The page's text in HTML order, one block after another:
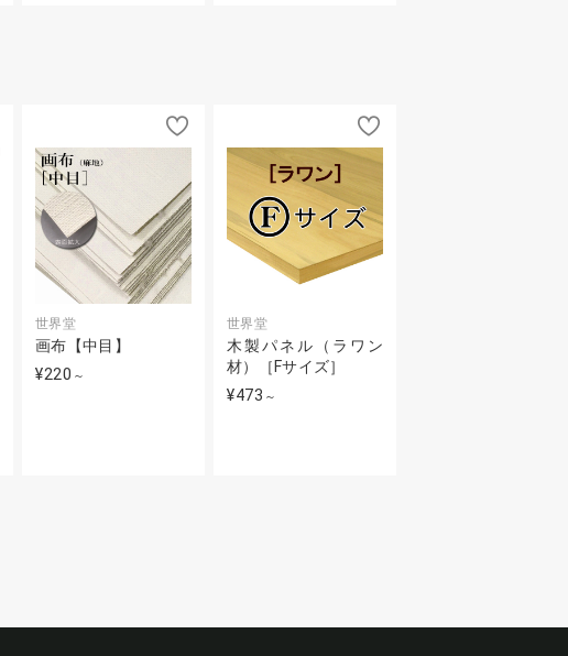
世界堂
画布【中目】
¥220 ～
世界堂
木製パネル（ラワン
材）［Fサイズ］
¥473 ～